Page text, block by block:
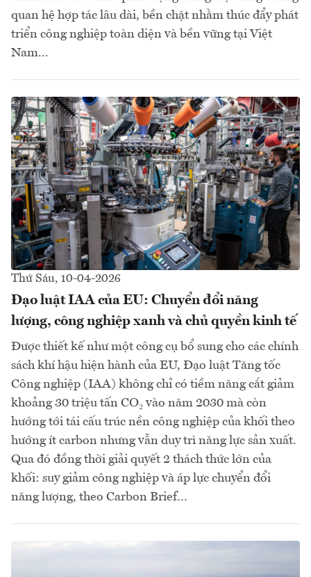
quan hệ hợp tác lâu dài, bền chặt nhằm thúc đẩy phát
triển công nghiệp toàn diện và bền vững tại Việt
Nam...
Thứ Sáu, 10-04-2026
Đạo luật IAA của EU: Chuyển đổi năng
lượng, công nghiệp xanh và chủ quyền kinh tế
Được thiết kế như một công cụ bổ sung cho các chính
sách khí hậu hiện hành của EU, Đạo luật Tăng tốc
Công nghiệp (IAA) không chỉ có tiềm năng cắt giảm
khoảng 30 triệu tấn CO₂ vào năm 2030 mà còn
hướng tới tái cấu trúc nền công nghiệp của khối theo
hướng ít carbon nhưng vẫn duy trì năng lực sản xuất.
Qua đó đồng thời giải quyết 2 thách thức lớn của
khối: suy giảm công nghiệp và áp lực chuyển đổi
năng lượng, theo Carbon Brief…